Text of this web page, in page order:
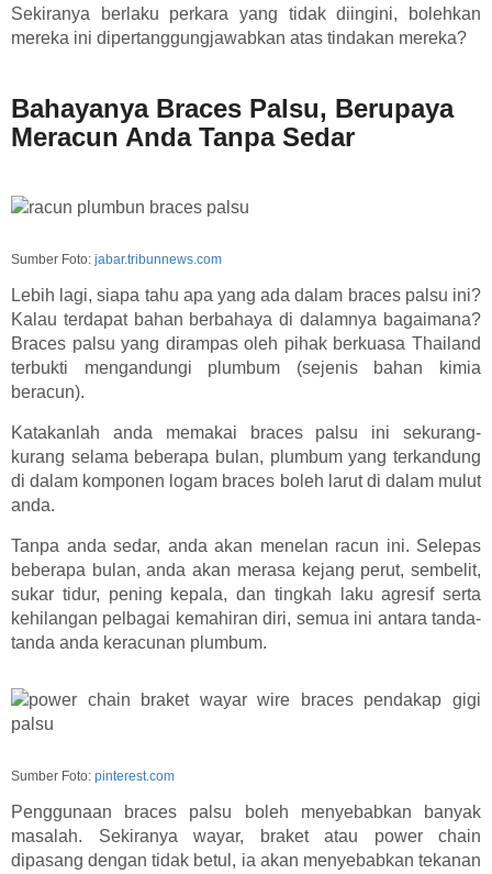
Sekiranya berlaku perkara yang tidak diingini, bolehkan
mereka ini dipertanggungjawabkan atas tindakan mereka?
Bahayanya Braces Palsu, Berupaya
Meracun Anda Tanpa Sedar
Sumber Foto: jabar.tribunnews.com
Lebih lagi, siapa tahu apa yang ada dalam braces palsu ini?
Kalau terdapat bahan berbahaya di dalamnya bagaimana?
Braces palsu yang dirampas oleh pihak berkuasa Thailand
terbukti mengandungi plumbum (sejenis bahan kimia
beracun).
Katakanlah anda memakai braces palsu ini sekurang-
kurang selama beberapa bulan, plumbum yang terkandung
di dalam komponen logam braces boleh larut di dalam mulut
anda.
Tanpa anda sedar, anda akan menelan racun ini. Selepas
beberapa bulan, anda akan merasa kejang perut, sembelit,
sukar tidur, pening kepala, dan tingkah laku agresif serta
kehilangan pelbagai kemahiran diri, semua ini antara tanda-
tanda anda keracunan plumbum.
Sumber Foto: pinterest.com
Penggunaan braces palsu boleh menyebabkan banyak
masalah. Sekiranya wayar, braket atau power chain
dipasang dengan tidak betul, ia akan menyebabkan tekanan